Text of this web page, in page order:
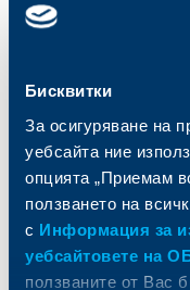
Бисквитки
За осигуряване на
уебсайта ние
опцията „Приемам
ползването на
с Информация за
уебсайтовете на
ползваните от Вас
Индивидуални
клиенти
Карти
Кредити
Спестявания и инвестиции
Частно банкиране
Застраховки
Актуализация на